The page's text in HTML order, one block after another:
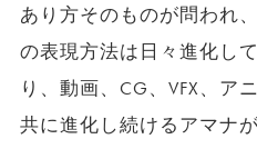
あり方そのものが問われ
の表現方法は日々進化し
り、動画、CG、VFX、ア
共に進化し続けるアマナ